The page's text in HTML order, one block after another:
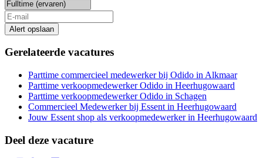
Alert opslaan
Gerelateerde vacatures
Parttime commercieel medewerker bij Odido in Alkmaar
Parttime verkoopmedewerker Odido in Heerhugowaard
Parttime verkoopmedewerker Odido in Schagen
Commercieel Medewerker bij Essent in Heerhugowaard
Jouw Essent shop als verkoopmedewerker in Heerhugowaard
Deel deze vacature